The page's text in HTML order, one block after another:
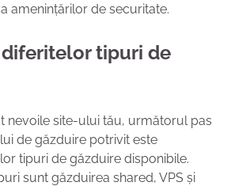
amenințărilor de securitate.
tipuri de
nevoile site-ului tău, următorul pas
de găzduire potrivit este
tipuri de găzduire disponibile.
sunt găzduirea shared, VPS și